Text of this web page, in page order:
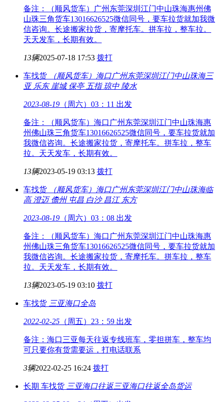
备注：（顺风货车）广州东莞深圳江门中山珠海惠州佛
山珠三角货车13016626525微信同号，要车拉货就加我微
信咨询。长途搬家拉货，寄摩托车。拼车拉，整车拉。
天天发车，长期有效。
13辆2025-07-18 17:53 拨打
车找货 （顺风货车）海口广州东莞深圳江门中山珠海三
亚 乐东 崖城 保亭 五指 琼中 陵水
2023-08-19 （周六）03：11 出发
备注：（顺风货车）海口广州东莞深圳江门中山珠海惠
州佛山珠三角货车13016626525微信同号，要车拉货就加
我微信咨询。长途搬家拉货，寄摩托车。拼车拉，整车
拉。天天发车，长期有效。
13辆2023-05-19 03:13 拨打
车找货 （顺风货车）海口广州东莞深圳江门中山珠海临
高 澄迈 儋州 屯昌 白沙 昌江 东方
2023-08-19 （周六）03：08 出发
备注：（顺风货车）海口广州东莞深圳江门中山珠海惠
州佛山珠三角货车13016626525微信同号，要车拉货就加
我微信咨询。长途搬家拉货，寄摩托车。拼车拉，整车
拉。天天发车，长期有效。
13辆2023-05-19 03:10 拨打
车找货 三亚海口全岛
2022-02-25 （周五）23：59 出发
备注：海口三亚每天往返专线班车，零担拼车，整车均
可只要你有货需要运，打电话联系
3辆2022-02-25 16:24 拨打
长期 车找货 三亚海口往返 三亚海口往返全岛货运